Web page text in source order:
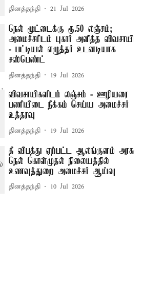
தினத்தந்தி 21 Jul 2026
நெல் மூட்டைக்கு ரூ.50 லஞ்சம்;
அமைச்சரிடம் புகார் அளித்த விவசாயி
- பட்டியல் எழுத்தர் உடனடியாக
சஸ்பெண்ட்
தினத்தந்தி 19 Jul 2026
விவசாயிகளிடம் லஞ்சம் - ஊழியரை
பணியிடை நீக்கம் செய்ய அமைச்சர்
உத்தரவு
தினத்தந்தி 19 Jul 2026
தீ விபத்து ஏற்பட்ட ஆலங்குளம் அரசு
நெல் கொள்முதல் நிலையத்தில்
உணவுத்துறை அமைச்சர் ஆய்வு
தினத்தந்தி 10 Jul 2026